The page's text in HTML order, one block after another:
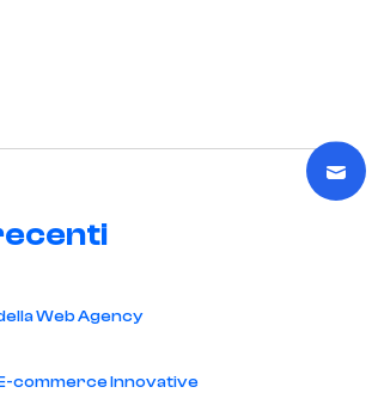
Web Agency
commerce Innovative